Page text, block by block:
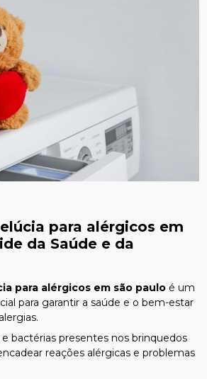
para alérgicos em
da Saúde e da
para alérgicos em são paulo é um
para garantir a saúde e o bem-estar
e bactérias presentes nos brinquedos
reações alérgicas e problemas